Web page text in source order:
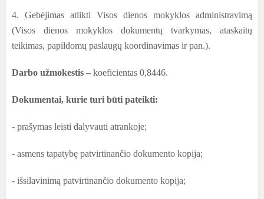
4. Gebėjimas atlikti Visos dienos mokyklos administravimą
(Visos dienos mokyklos dokumentų tvarkymas, ataskaitų
teikimas, papildomų paslaugų koordinavimas ir pan.).
Darbo užmokestis – koeficientas 0,8446.
Dokumentai, kurie turi būti pateikti:
- prašymas leisti dalyvauti atrankoje;
- asmens tapatybę patvirtinančio dokumento kopija;
- išsilavinimą patvirtinančio dokumento kopija;